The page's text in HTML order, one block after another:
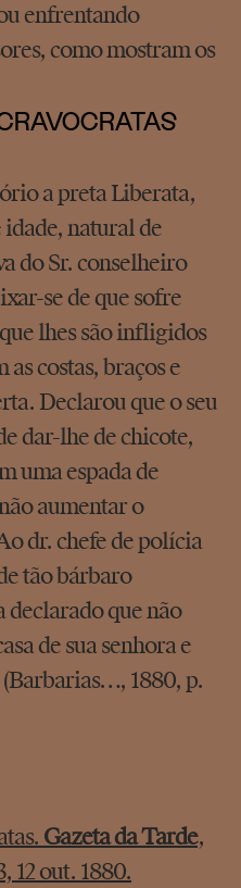
enfrentando
como mostram os
a preta Liberata,
idade, natural de
do Sr. conselheiro
se de que sofre
lhes são infligidos
costas, braços e
Declarou que o seu
dar-lhe de chicote,
uma espada de
aumentar o
dr. chefe de polícia
tão bárbaro
declarado que não
de sua senhora e
1880, p.
Gazeta da Tarde,
12 out. 1880.